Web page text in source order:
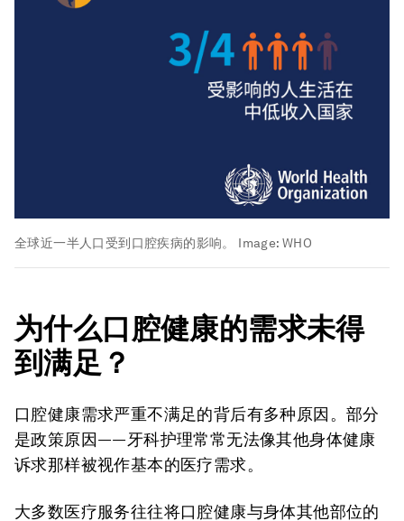
全球近一半人口受到口腔疾病的影响。 Image:WHO
为什么口腔健康的需求未得
到满足？
口腔健康需求严重不满足的背后有多种原因。部分
是政策原因——牙科护理常常无法像其他身体健康
诉求那样被视作基本的医疗需求。
大多数医疗服务往往将口腔健康与身体其他部位的